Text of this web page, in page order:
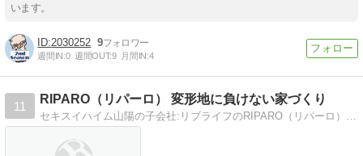
います。
2030252 9
週間IN:0 週間OUT:9 月間IN:4
11
RIPARO（リパーロ） 変形地に負けない家づくり